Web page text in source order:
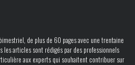
de plus de 60 pages avec une trentaine
les articles sont rédigés par des professionnels
aux experts qui souhaitent contribuer sur